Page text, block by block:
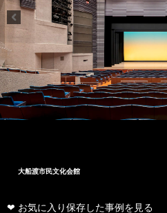
大船渡市民文化会館
❤ お気に入り保存した事例を見る